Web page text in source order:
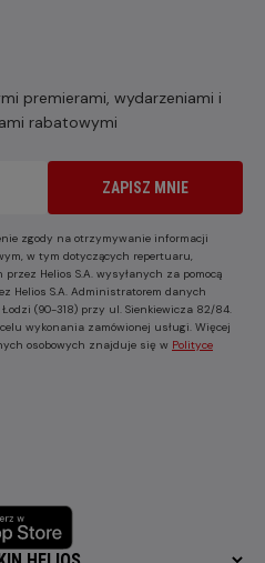
premierami, wydarzeniami i
rabatowymi
ZAPISZ MNIE
zgody na otrzymywanie informacji
w tym dotyczących repertuaru,
Helios S.A. wysyłanych za pomocą
Helios S.A. Administratorem danych
(90-318) przy ul. Sienkiewicza 82/84.
wykonania zamówionej usługi. Więcej
osobowych znajduje się w Polityce